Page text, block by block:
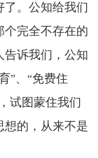
了。公知给我们
个完全不存在的
告诉我们，公知
”、 “免费住
试图蒙住我们
想的，从来不是